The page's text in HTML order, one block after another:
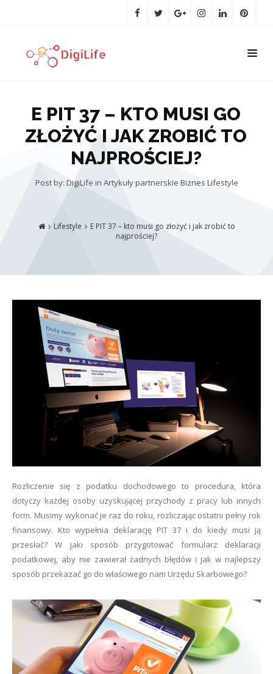
E PIT 37 – KTO MUSI GO
ZŁOŻYĆ I JAK ZROBIĆ TO
NAJPROŚCIEJ?
Post by: DigiLife in Artykuły partnerskie Biznes Lifestyle
Lifestyle
E PIT 37 – kto musi go złożyć i jak zrobić to
najprościej?
Rozliczenie się z podatku dochodowego to procedura, która
dotyczy każdej osoby uzyskującej przychody z pracy lub innych
form. Musimy wykonać je raz do roku, rozliczając ostatni pełny rok
finansowy. Kto wypełnia deklarację PIT 37 i do kiedy musi ją
przesłać? W jaki sposób przygotować formularz deklaracji
podatkowej, aby nie zawierał żadnych błędów i jak w najlepszy
sposób przekazać go do właściwego nam Urzędu Skarbowego?